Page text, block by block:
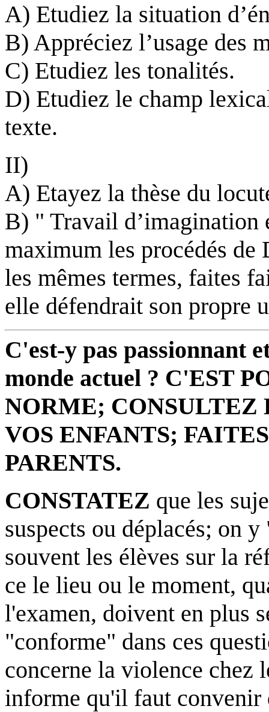
A) Etudiez la situation
B) Appréciez l’usage des
C) Etudiez les tonalités.
D) Etudiez le champ
texte.
II)
A) Etayez la thèse du
B) " Travail d’imagination
maximum les procédés de
les mêmes termes, faites
elle défendrait son propre
C'est-y pas passionnant
monde actuel ? C'EST
NORME; CONSULTEZ
VOS ENFANTS;
PARENTS.
CONSTATEZ que les
suspects ou déplacés; on
souvent les élèves sur la
ce le lieu ou le moment,
l'examen, doivent en plus
"conforme" dans ces
concerne la violence chez
informe qu'il faut convenir